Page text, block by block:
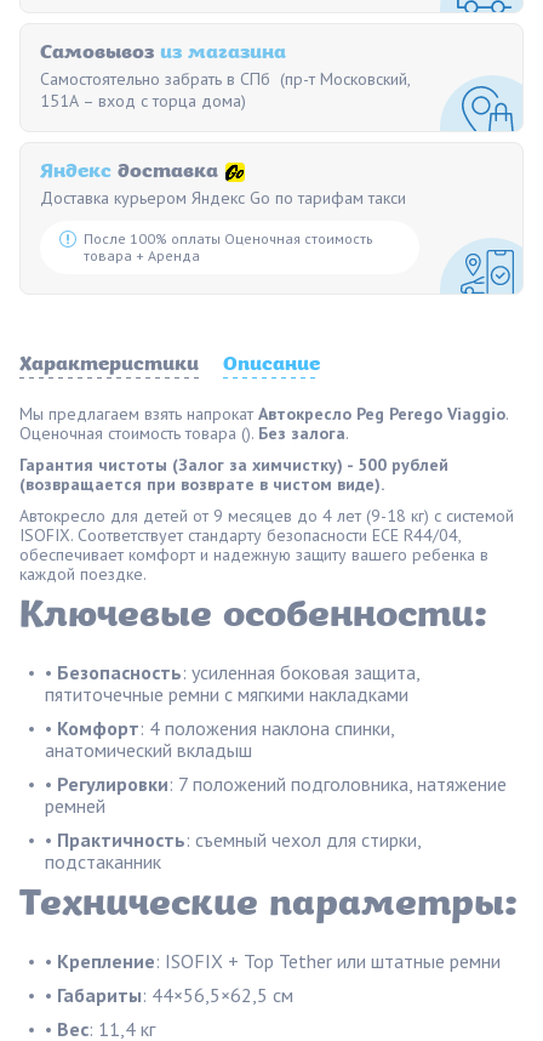
Самовывоз из магазина
Самостоятельно забрать в СПб (пр-т Московский,
151А – вход с торца дома)
Яндекс доставка
Доставка курьером Яндекс Go по тарифам такси
После 100% оплаты Оценочная стоимость
товара + Аренда
Характеристики Описание
Мы предлагаем взять напрокатАвтокресло Peg Perego Viaggio.
Оценочная стоимость товара (). Без залога.
Гарантия чистоты (Залог за химчистку) - 500 рублей
(возвращается при возврате в чистом виде).
Автокресло для детей от 9 месяцев до 4 лет (9-18 кг) с системой
ISOFIX. Соответствует стандарту безопасности ECE R44/04,
обеспечивает комфорт и надежную защиту вашего ребенка в
каждой поездке.
Ключевые особенности:
• Безопасность: усиленная боковая защита,
пятиточечные ремни с мягкими накладками
• Комфорт: 4 положения наклона спинки,
анатомический вкладыш
• Регулировки: 7 положений подголовника, натяжение
ремней
• Практичность: съемный чехол для стирки,
подстаканник
Технические параметры:
• Крепление: ISOFIX + Top Tether или штатные ремни
• Габариты: 44×56,5×62,5 см
• Вес: 11,4 кг